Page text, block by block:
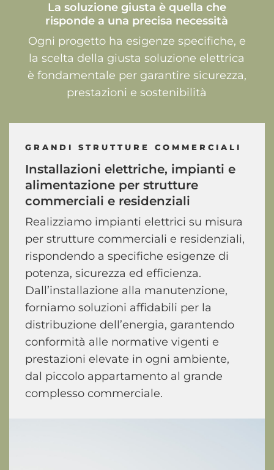
La soluzione giusta è quella che
risponde a una precisa necessità
Ogni progetto ha esigenze specifiche, e
la scelta della giusta soluzione elettrica
è fondamentale per garantire sicurezza,
prestazioni e sostenibilità
GRANDI STRUTTURE COMMERCIALI
Installazioni elettriche, impianti e
alimentazione per strutture
commerciali e residenziali
Realizziamo impianti elettrici su misura
per strutture commerciali e residenziali,
rispondendo a specifiche esigenze di
potenza, sicurezza ed efficienza.
Dall’installazione alla manutenzione,
forniamo soluzioni affidabili per la
distribuzione dell’energia, garantendo
conformità alle normative vigenti e
prestazioni elevate in ogni ambiente,
dal piccolo appartamento al grande
complesso commerciale.